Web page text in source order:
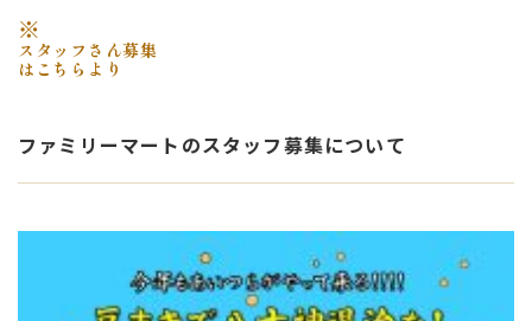
※
スタッフさん募集
はこちらより
ファミリーマートのスタッフ募集について